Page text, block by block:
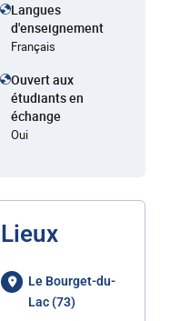
Langues
d'enseignement
Français
Ouvert aux
étudiants en
échange
Oui
Lieux
Le Bourget-du-
Lac (73)